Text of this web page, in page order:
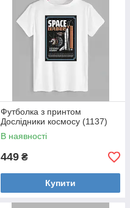
Футболка з принтом
Дослідники космосу (1137)
В наявності
449 ₴
Купити